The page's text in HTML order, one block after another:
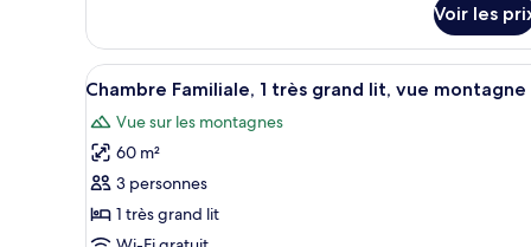
1
lit
double
et
1
canapé-
lit,
vue
le
type
de
Chambre
Familiale,
lit
double
et
Voir les
Afficher
toutes
les
photos
pour
ce
type
Une chambre d’hôtel avec
6
Chambre Familiale, 1 très grand lit, vue montagne
Vue sur les montagnes
60 m²
3 personnes
1 très grand lit